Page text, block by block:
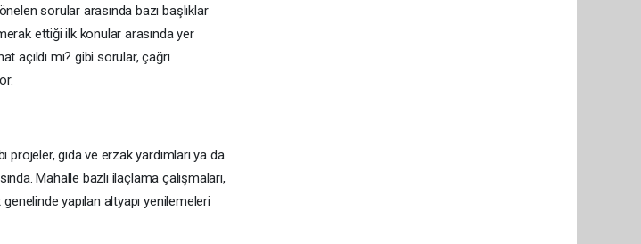
sorular arasında bazı başlıklar
ettiği ilk konular arasında yer
açıldı mı? gibi sorular, çağrı
gıda ve erzak yardımları ya da
Mahalle bazlı ilaçlama çalışmaları,
yapılan altyapı yenilemeleri